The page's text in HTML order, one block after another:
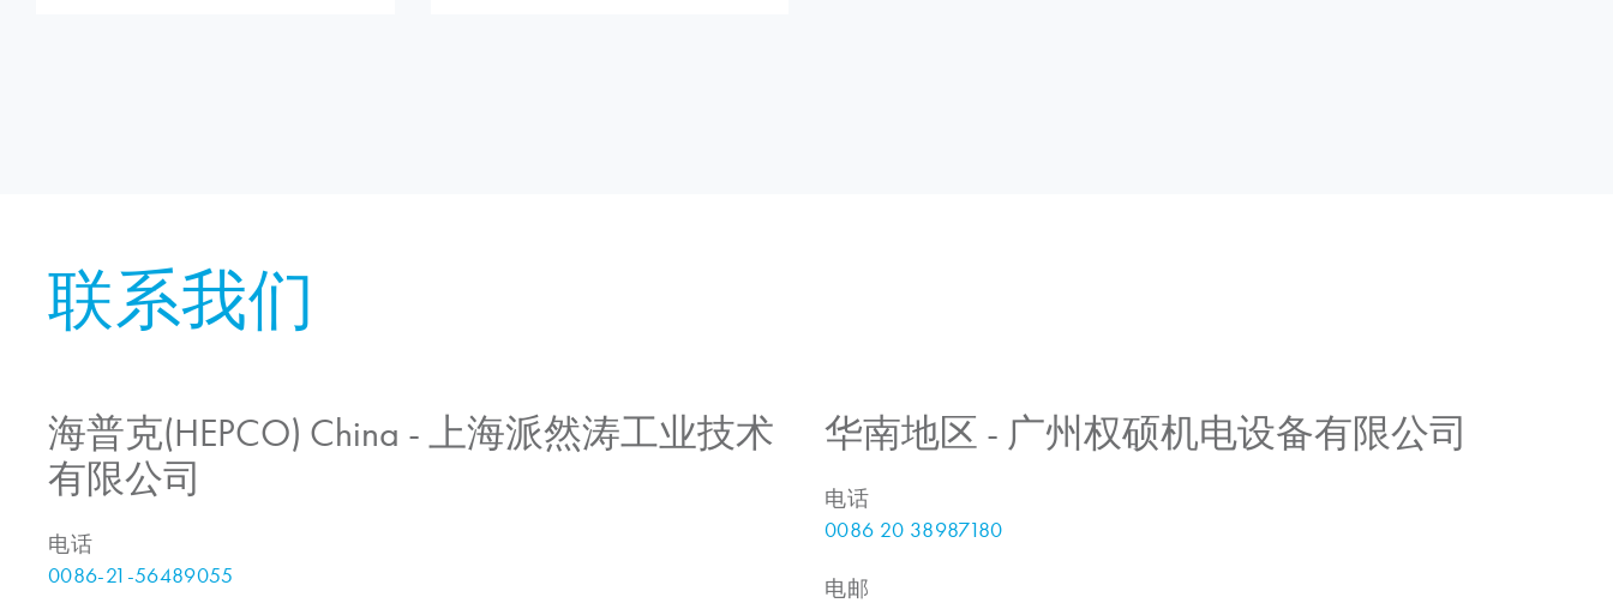
联系我们
海普克(HEPCO) China - 上海派然涛工业技术
有限公司
电话
0086-21-56489055
华南地区 - 广州权硕机电设备有限公司
电话
0086 20 38987180
电邮